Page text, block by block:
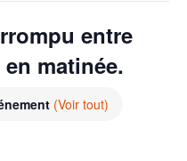
entre
matinée.
(Voir tout)